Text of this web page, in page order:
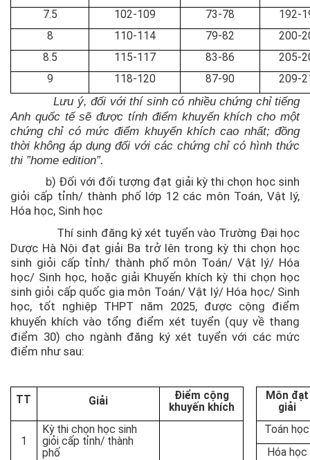
7.5
102-109 73-78
192-
8
110-114 79-82
200-
8.5
115-117 83-86
205-
9
118-120 87-90 209-
Lưu ý, đối với thí sinh có nhiều chứng chỉ tiếng
Anh quốc tế sẽ được tính điểm khuyến khích cho một
chứng chỉ có mức điểm khuyến khích cao nhất; đồng
thời không áp dụng đối với các chứng chỉ có hình thức
thi ”home edition”.
b) Đối với đối tượng đạt giải kỳ thi chọn học sinh
giỏi cấp tỉnh/ thành phố lớp 12 các môn Toán, Vật lý,
Hóa học, Sinh học
Thí sinh đăng ký xét tuyển vào Trường Đại học
Dược Hà Nội đạt giải Ba trở lên trong kỳ thi chọn học
sinh giỏi cấp tỉnh/ thành phố môn Toán/ Vật lý/ Hóa
học/ Sinh học, hoặc giải Khuyến khích kỳ thi chọn học
sinh giỏi cấp quốc gia môn Toán/ Vật lý/ Hóa học/ Sinh
học, tốt nghiệp THPT năm 2025, được cộng điểm
khuyến khích vào tổng điểm xét tuyển (quy về thang
điểm 30) cho ngành đăng ký xét tuyển với các mức
điểm như sau:
TT Giải
Điểm cộng
khuyến khích
Môn đạt
giải
1
Kỳ thi chọn học sinh
giỏi cấp tỉnh/ thành
phố
Toán học
Hóa học